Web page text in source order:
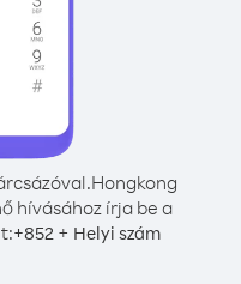
Hongkong
hívásához írja be a
+852+ Helyi szám